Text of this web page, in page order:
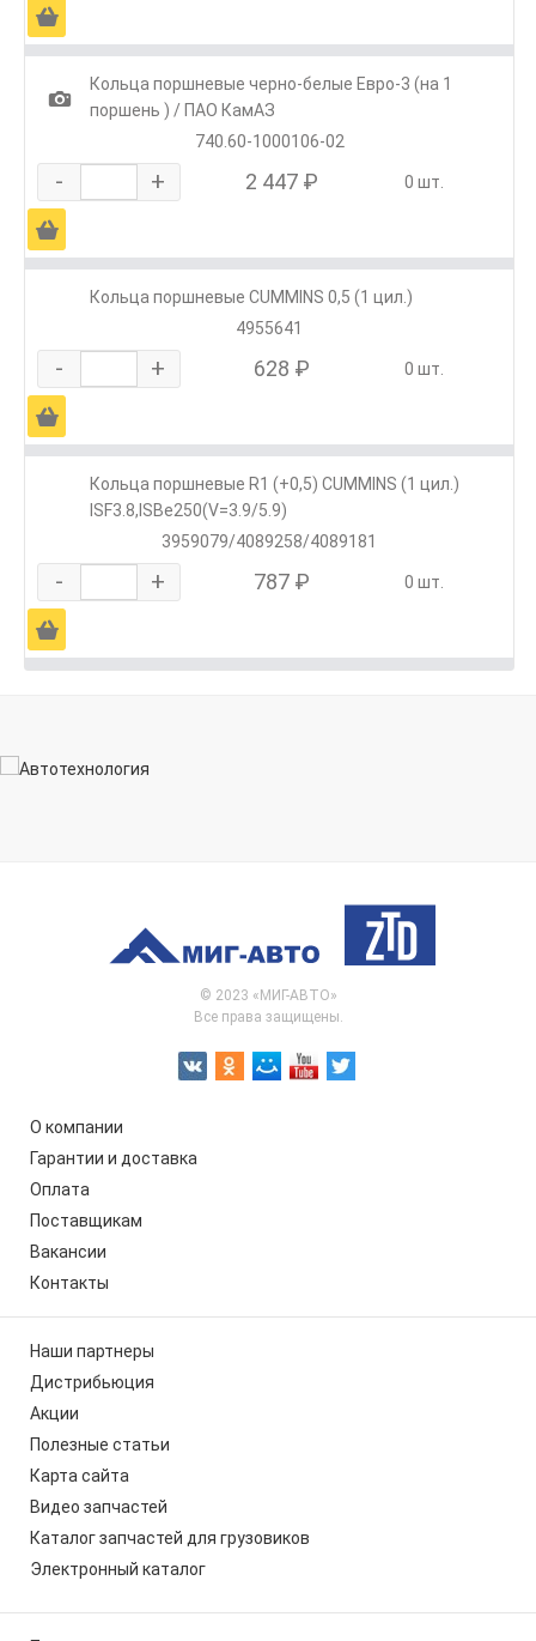
Ä
1
Кольца поршневые черно-белые Евро-3 (на 1
поршень ) / ПАО КамАЗ
740.60-1000106-02
- + 2 447 ₽ 0 шт.
Ä
Кольца поршневые CUMMINS 0,5 (1 цил.)
4955641
- + 628 ₽ 0 шт.
Ä
Кольца поршневые R1 (+0,5) CUMMINS (1 цил.)
ISF3.8,ISBe250(V=3.9/5.9)
3959079/4089258/4089181
- + 787 ₽ 0 шт.
Ä
© 2023 «МИГ-АВТО»
Все права защищены.
О компании
Гарантии и доставка
Оплата
Поставщикам
Вакансии
Контакты
Наши партнеры
Дистрибьюция
Акции
Полезные статьи
Карта сайта
Видео запчастей
Каталог запчастей для грузовиков
Электронный каталог